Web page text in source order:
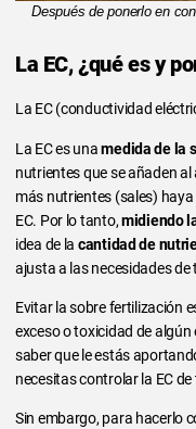
Después de ponerlo en
La EC, ¿qué es y
La EC (conductividad
La EC es unamedida de la
nutrientes que se añaden
más nutrientes (sales)
EC. Por lo tanto,midiendo
idea de la cantidad de
ajusta a las necesidades de
Evitar la sobre fertilización
exceso o toxicidad de
saber que le estás
necesitas controlar la EC
Sin embargo, para hacerlo